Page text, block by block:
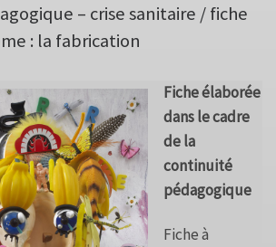
– crise sanitaire / fiche
: la fabrication
Fiche élaborée
dans le cadre
de la
continuité
pédagogique
Fiche à